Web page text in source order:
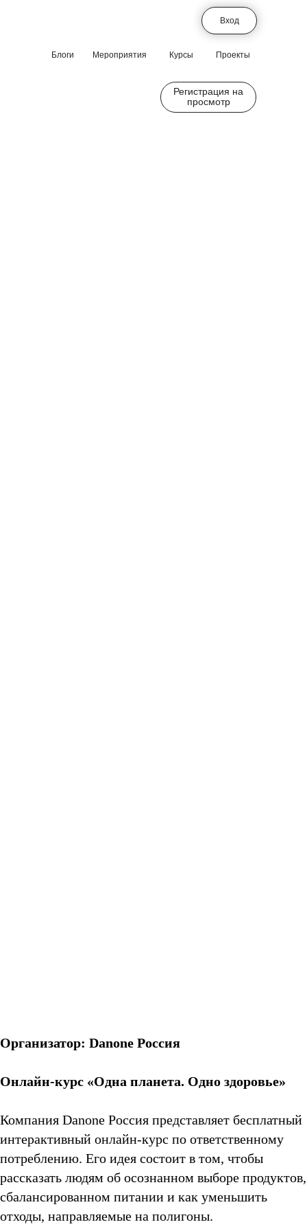
Курсы
Мероприятия Проекты
Блоги
Вход
Регистрация на
просмотр
Организатор: Danone Россия
Онлайн-курс «Одна планета. Одно здоровье»
Компания Danone Россия представляет бесплатный
интерактивный онлайн-курс по ответственному
потреблению. Его идея состоит в том, чтобы
рассказать людям об осознанном выборе продуктов,
сбалансированном питании и как уменьшить
отходы, направляемые на полигоны.